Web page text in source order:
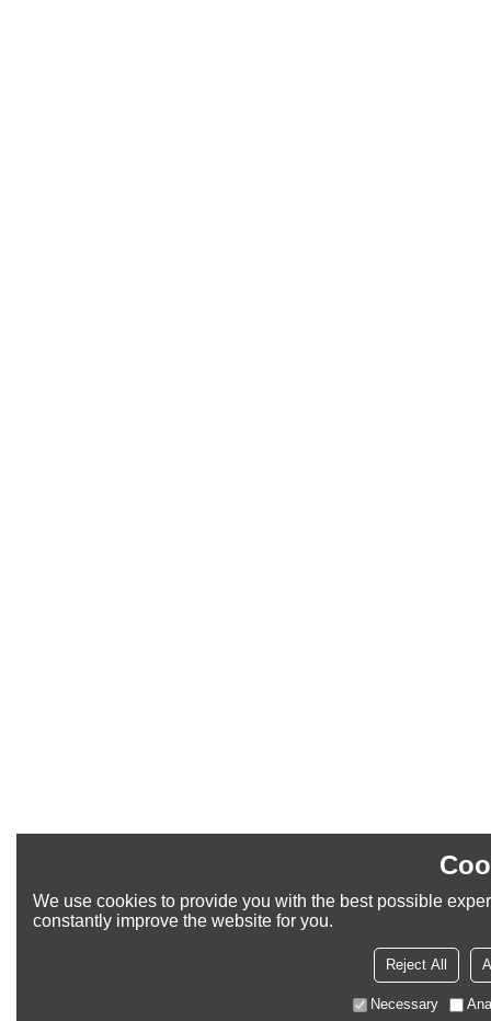
We use cookies to provide you with the best possible
constantly improve the website for you.
Reject All
Necessary